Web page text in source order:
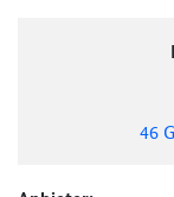
46